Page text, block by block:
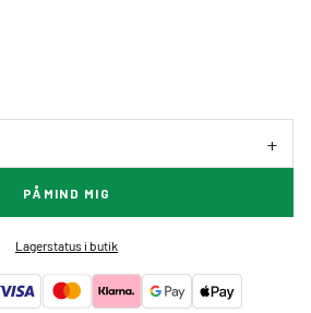
PÅMIND MIG
Lagerstatus i butik